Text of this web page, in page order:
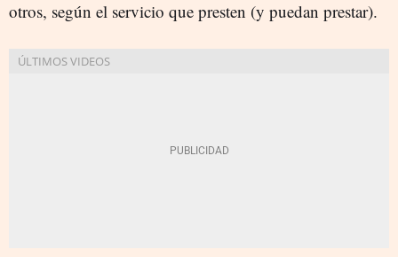
otros, según el servicio que presten (y puedan prestar).